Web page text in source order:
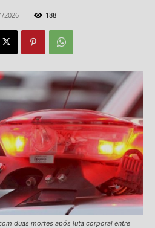
2026 188
duas mortes após luta corporal entre